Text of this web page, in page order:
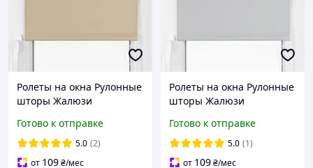
Ролеты на окна Рулонные
шторы Жалюзи
053 Латте ТЕРМО от
100см до 200см
Готово к отправке
5.0 (2)
от 109₴/мес
Ролеты на окна Рулонные
шторы Жалюзи
054 Серый ТЕРМО от
100см до 200см
Готово к отправке
5.0 (1)
от 109₴/мес